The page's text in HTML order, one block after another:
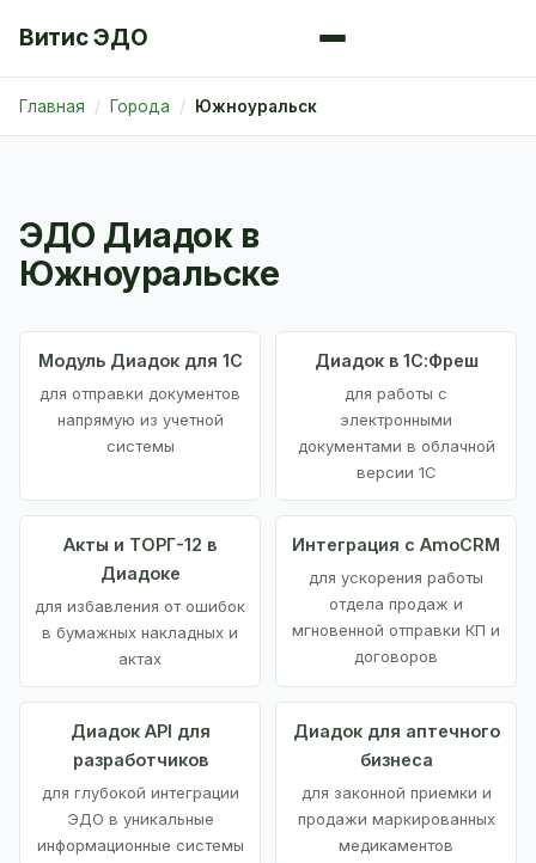
Витис ЭДО
Главная Города Южноуральск
ЭДО Диадок в
Южноуральске
Модуль Диадок для 1С
для отправки документов
напрямую из учетной
системы
Диадок в 1С:Фреш
для работы с
электронными
документами в облачной
версии 1С
Акты и ТОРГ-12 в
Диадоке
для избавления от ошибок
в бумажных накладных и
актах
Интеграция с AmoCRM
для ускорения работы
отдела продаж и
мгновенной отправки КП и
договоров
Диадок API для
разработчиков
для глубокой интеграции
ЭДО в уникальные
информационные системы
Диадок для аптечного
бизнеса
для законной приемки и
продажи маркированных
медикаментов